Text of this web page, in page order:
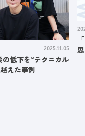
2025.11.05
の低下を“テクニカル
えた事例